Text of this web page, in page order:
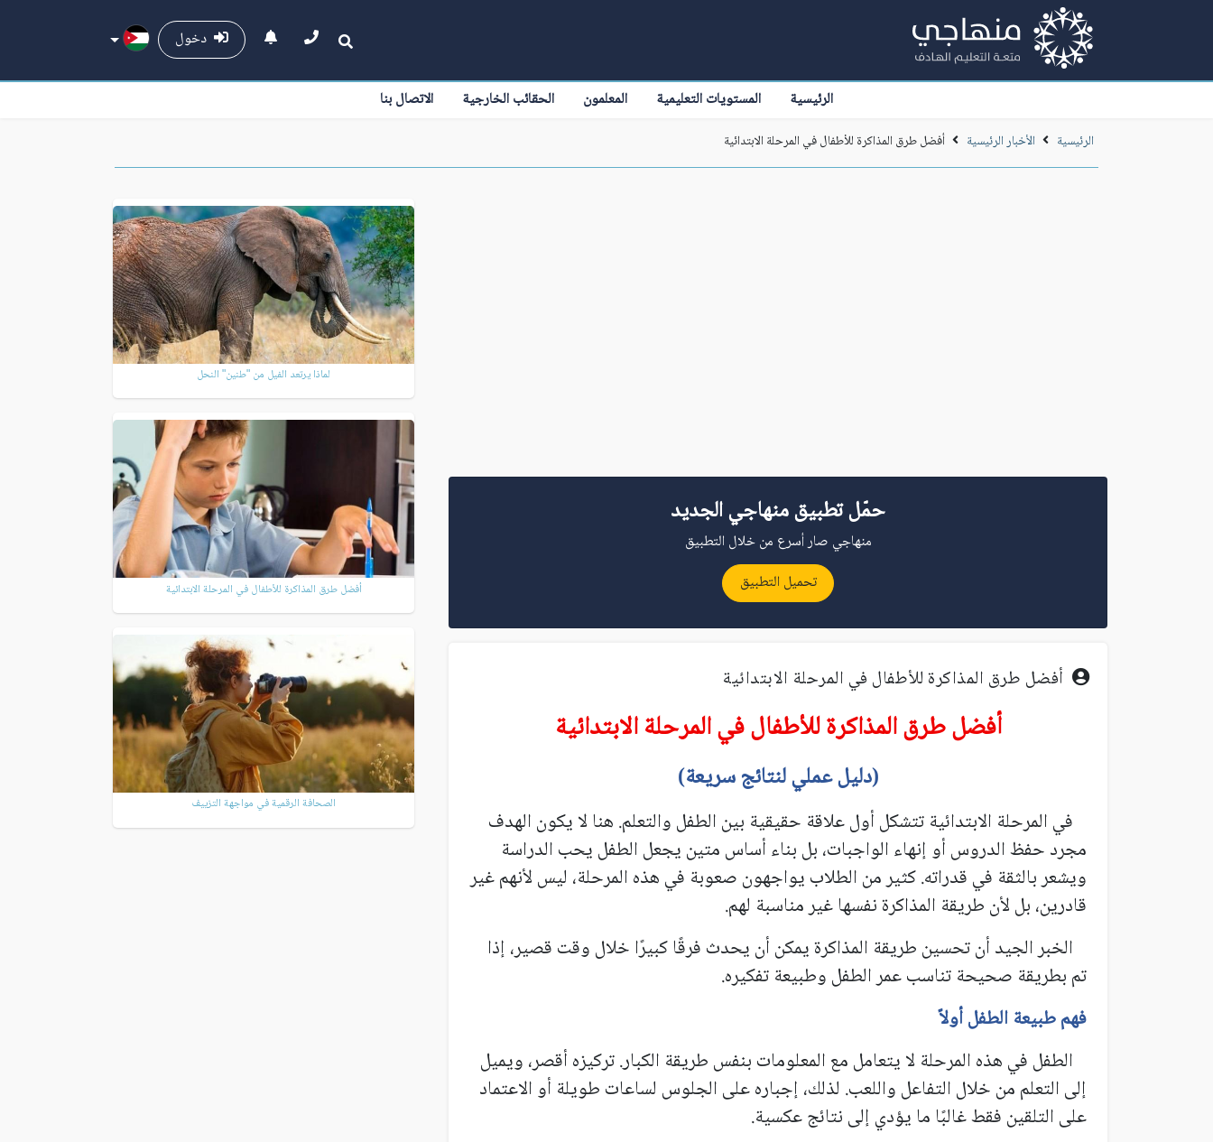
دخول
الرئيسية المستويات التعليمية المعلمون الحقائب الخارجية الاتصال بنا
الرئيسية الأخبار الرئيسية أفضل طرق المذاكرة للأطفال في المرحلة الابتدائية
حمّل تطبيق منهاجي الجديد
منهاجي صار أسرع من خلال التطبيق
تحميل التطبيق
أفضل طرق المذاكرة للأطفال في المرحلة الابتدائية
أفضل طرق المذاكرة للأطفال في المرحلة الابتدائية
(دليل عملي لنتائج سريعة)
في المرحلة الابتدائية تتشكل أول علاقة حقيقية بين الطفل والتعلم. هنا لا يكون الهدف
مجرد حفظ الدروس أو إنهاء الواجبات، بل بناء أساس متين يجعل الطفل يحب الدراسة
ويشعر بالثقة في قدراته. كثير من الطلاب يواجهون صعوبة في هذه المرحلة، ليس لأنهم غير
قادرين، بل لأن طريقة المذاكرة نفسها غير مناسبة لهم.
الخبر الجيد أن تحسين طريقة المذاكرة يمكن أن يحدث فرقًا كبيرًا خلال وقت قصير، إذا
تم بطريقة صحيحة تناسب عمر الطفل وطبيعة تفكيره.
فهم طبيعة الطفل أولاً
الطفل في هذه المرحلة لا يتعامل مع المعلومات بنفس طريقة الكبار. تركيزه أقصر، ويميل
إلى التعلم من خلال التفاعل واللعب. لذلك، إجباره على الجلوس لساعات طويلة أو الاعتماد
على التلقين فقط غالبًا ما يؤدي إلى نتائج عكسية.
لماذا يرتعد الفيل من "طنين" النحل
أفضل طرق المذاكرة للأطفال في المرحلة الابتدائية
الصحافة الرقمية في مواجهة التزييف